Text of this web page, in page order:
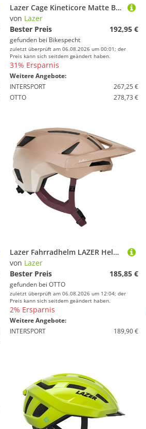
Lazer Cage Kineticore Matte Black
von Lazer
Bester Preis
192,95 €
gefunden bei Bikespecht
zuletzt überprüft am 06.08.2026 um 00:01; der
Preis kann sich seitdem geändert haben.
31% Ersparnis
Weitere Angebote:
INTERSPORT
267,25 €
OTTO
278,73 €
Lazer Fahrradhelm LAZER Helm Impala KinetiCore Matt M - Premium-MTB-Helm mit DualCore-Sc
von Lazer
Bester Preis
185,85 €
gefunden bei OTTO
zuletzt überprüft am 06.08.2026 um 12:04; der
Preis kann sich seitdem geändert haben.
2% Ersparnis
Weitere Angebote:
INTERSPORT
189,90 €